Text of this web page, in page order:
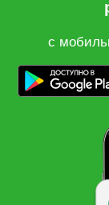
с